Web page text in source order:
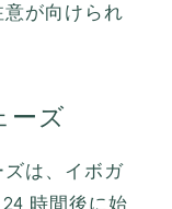
が向けられ
ーズ
は、イボガ
時間後に始